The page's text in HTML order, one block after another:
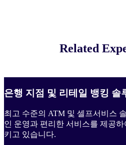
Related
은행 지점 및 리테일 뱅킹 솔
최고 수준의 ATM 및 셀프서비스
인 운영과 편리한 서비스를 제공
키고 있습니다.